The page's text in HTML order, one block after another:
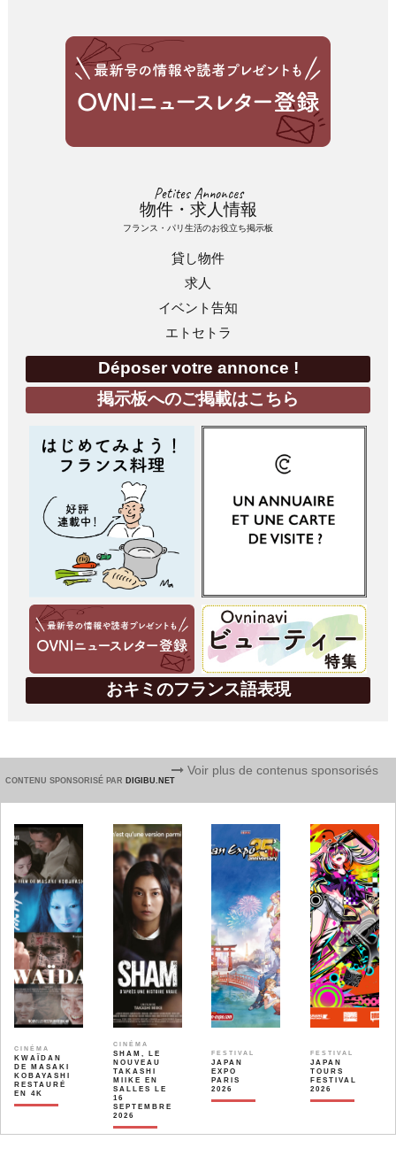
Petites Annonces
物件・求人情報
フランス・パリ生活のお役立ち掲示板
貸し物件
求人
イベント告知
エトセトラ
Déposer votre annonce !
掲示板へのご掲載はこちら
おキミのフランス語表現
CONTENU SPONSORISÉ PAR DIGIBU.NET
Voir plus de contenus sponsorisés
CINÉMA
KWAÏDAN
DE MASAKI
KOBAYASHI
RESTAURÉ
EN 4K
CINÉMA
SHAM, LE
NOUVEAU
TAKASHI
MIIKE EN
SALLES LE
16
SEPTEMBRE
2026
FESTIVAL
JAPAN
EXPO
PARIS
2026
FESTIVAL
JAPAN
TOURS
FESTIVAL
2026